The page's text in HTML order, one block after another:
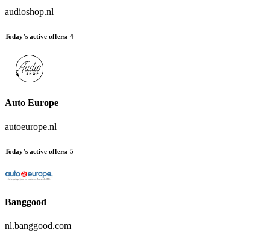
audioshop.nl
Today’s active offers: 4
Auto Europe
autoeurope.nl
Today’s active offers: 5
Banggood
nl.banggood.com